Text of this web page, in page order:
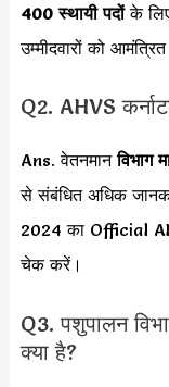
400 स्थायी पदोंके
उम्मीदवारों को
Q2. AHVS
Ans. वेतनमानविभाग
से संबंधित अधिक
2024 का Official
चेक करें।
Q3. पशुपालन
क्या है?